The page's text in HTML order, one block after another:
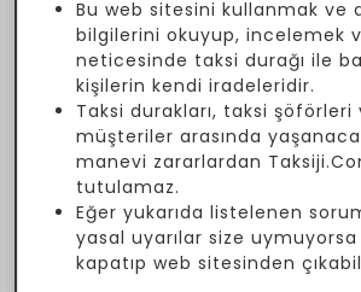
Bu web sitesini kullanmak ve
bilgilerini okuyup, incelemek
neticesinde taksi durağı ile
kişilerin kendi iradeleridir.
Taksi durakları, taksi
müşteriler arasında
manevi zararlardan
tutulamaz.
Eğer yukarıda listelenen
yasal uyarılar size uymuyorsa
kapatıp web sitesinden